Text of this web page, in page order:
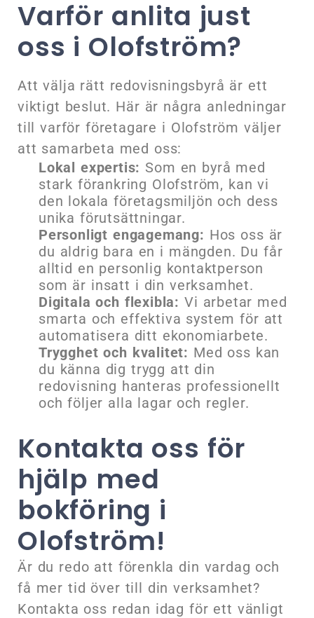
Varför anlita just
oss i Olofström?
Att välja rätt redovisningsbyrå är ett
viktigt beslut. Här är några anledningar
till varför företagare i Olofström väljer
att samarbeta med oss:
Lokal expertis: Som en byrå med
stark förankring Olofström, kan vi
den lokala företagsmiljön och dess
unika förutsättningar.
Personligt engagemang: Hos oss är
du aldrig bara en i mängden. Du får
alltid en personlig kontaktperson
som är insatt i din verksamhet.
Digitala och flexibla: Vi arbetar med
smarta och effektiva system för att
automatisera ditt ekonomiarbete.
Trygghet och kvalitet: Med oss kan
du känna dig trygg att din
redovisning hanteras professionellt
och följer alla lagar och regler.
Kontakta oss för
hjälp med
bokföring i
Olofström!
Är du redo att förenkla din vardag och
få mer tid över till din verksamhet?
Kontakta oss redan idag för ett vänligt